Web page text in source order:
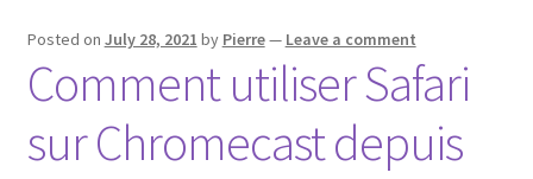
Contact
Gang Sheet Builder Test
My account
Posted on July 28, 2021 by Pierre— Leave a comment
Comment utiliser Safari
sur Chromecast depuis